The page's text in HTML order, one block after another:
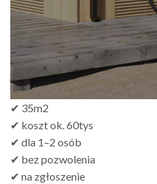
✔ 35m2
✔ koszt ok. 60tys
✔ dla 1–2 osób
✔ bez pozwolenia
✔ na zgłoszenie